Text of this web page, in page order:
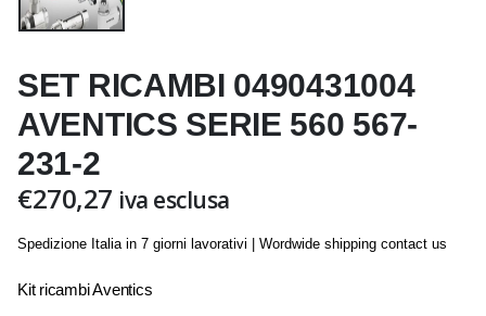
SET RICAMBI 0490431004
AVENTICS SERIE 560 567-
231-2
€270,27 iva esclusa
Spedizione Italia in 7 giorni lavorativi | Wordwide shipping contact us
Kit ricambi Aventics